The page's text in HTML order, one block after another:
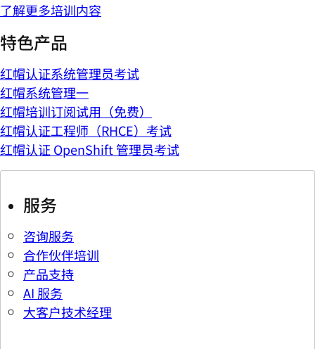
了解更多培训内容
特色产品
红帽认证系统管理员考试
红帽系统管理一
红帽培训订阅试用（免费）
红帽认证工程师（RHCE）考试
红帽认证 OpenShift 管理员考试
服务
咨询服务
合作伙伴培训
产品支持
AI 服务
大客户技术经理